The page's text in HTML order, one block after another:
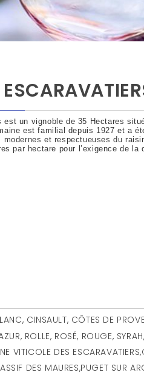
est un vignoble de 35 Hectares
est familial depuis 1927 et a
et respectueuses du
par hectare pour l’exigence de la
, CINSAULT, CÔTES DE
, ROLLE, ROSÉ, ROUGE, SYRAH
VITICOLE DES ESCARAVATIERS,
DES MAURES,PUGET SUR